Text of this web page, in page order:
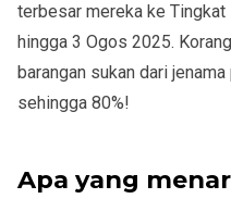
terbesar mereka ke Tingkat
hingga 3 Ogos 2025.
barangan sukan dari
sehingga 80%!
Apa yang